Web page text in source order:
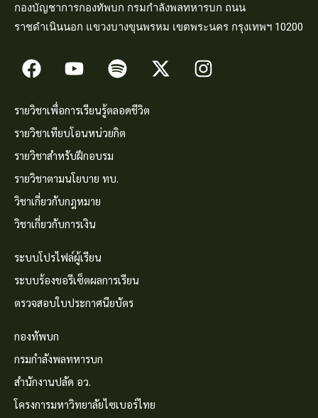
กองบัญชาการกองทัพบก กรมกำลังพลทหารบก ถนน
ราชดำเนินนอก แขวงบางขุนพรหม เขตพระนคร กรุงเทพฯ 10200
รายวิชาเพื่อการเรียนรู้ตลอดชีวิต
รายวิชาเทียบโอนหน่วยกิต
รายวิชาสำหรับฝึกอบรม
รายวิชาตามนโยบาย ทบ.
วิชาเกี่ยวกับกฎหมาย
วิชาเกี่ยวกับการเงิน
ระบบโปรไฟล์ผู้เรียน
ระบบร้องขอรีเซ็ตผลการเรียน
ตรวจสอบใบประกาศนียบัตร
กองทัพบก
กรมกำลังพลทหารบก
สำนักงานปลัด อว.
โครงการมหาวิทยาลัยไซเบอร์ไทย